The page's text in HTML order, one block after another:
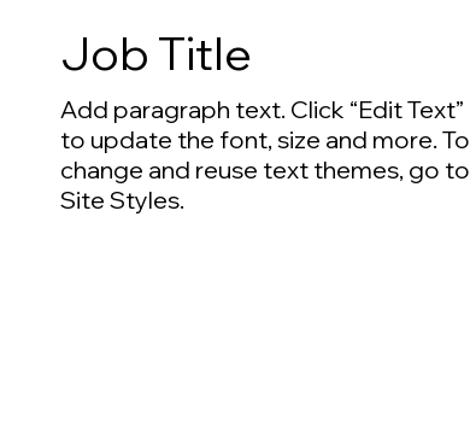
Job Title
Add paragraph text. Click “Edit Text”
to update the font, size and more. To
change and reuse text themes, go to
Site Styles.